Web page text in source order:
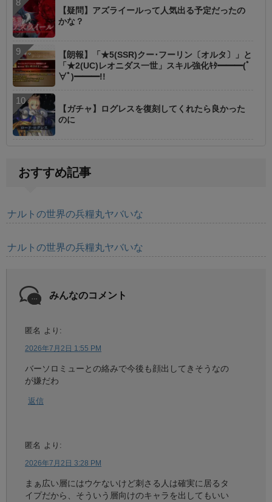
【疑問】アズライールって人気出る予定だったの
かな？
【朗報】「★5(SSR)クー･フーリン〔オルタ〕」と
「★2(UC)レオニダス一世」スキル強化ｷﾀ━━━(ﾟ
∀ﾟ)━━━!!
【ガチャ】ログレスを復刻してくれたら良かった
のに
おすすめ記事
ナルトの世界の兵糧丸ヤバいな
ナルトの世界の兵糧丸ヤバいな
みんなのコメント
匿名 より:
2026年7月2日 1:55 PM
バーソロミューとの絡みで今後も顔出してきそうなの
が嫌だわ
返信
匿名 より:
2026年7月2日 3:28 PM
まぁ広い層にはウケないけど刺さる人は確実に居るタ
イプだから、そういう層向けのキャラを出してもいい